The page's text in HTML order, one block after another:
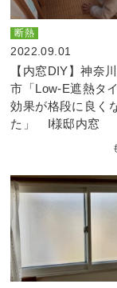
断熱
2022.09.01
【内窓DIY】神奈
市「Low-E遮熱タ
効果が格段に良く
た」 I様邸内窓